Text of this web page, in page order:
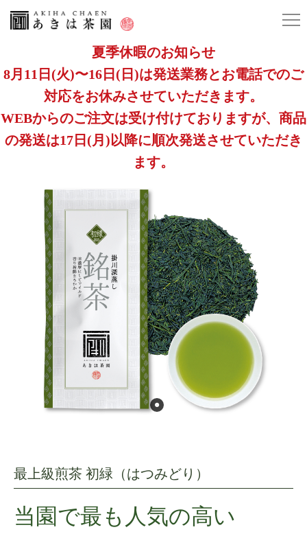
夏季休暇のお知らせ
8月11日(火)〜16日(日)は発送業務とお電話でのご
対応をお休みさせていただきます。
WEBからのご注文は受け付けておりますが、商品
の発送は17日(月)以降に順次発送させていただき
ます。
最上級煎茶 初緑（はつみどり）
当園で最も人気の高い